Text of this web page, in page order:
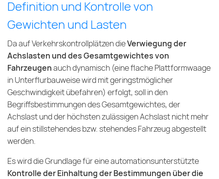
Definition und Kontrolle von
Gewichten und Lasten
Da auf Verkehrskontrollplätzen dieVerwiegung der
Achslasten und des Gesamtgewichtes von
Fahrzeugenauch dynamisch (eine flache Plattformwaage
in Unterflurbauweise wird mit geringstmöglicher
Geschwindigkeit übefahren) erfolgt, soll in den
Begriffsbestimmungen des Gesamtgewichtes, der
Achslast und der höchsten zulässigen Achslast nicht mehr
auf ein stillstehendes bzw. stehendes Fahrzeug abgestellt
werden.
Es wird die Grundlage für eine automationsunterstützte
Kontrolle der Einhaltung der Bestimmungen über die